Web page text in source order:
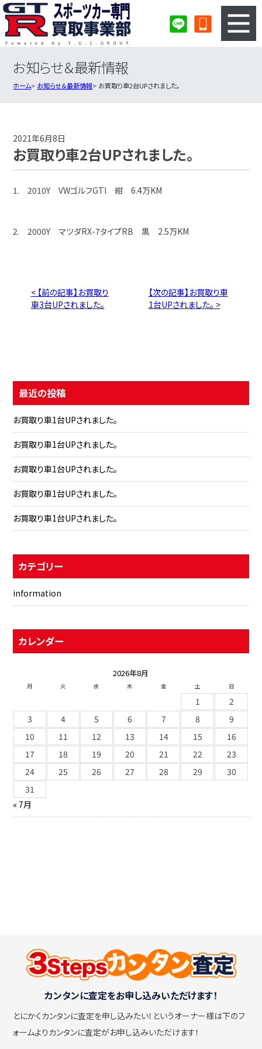
3ステップのカンタン査定
スポーツカー買取実績
お知らせ＆最新情報
ホーム お知らせ＆最新情報 お買取り車2台UPされました。
2021年6月8日
お買取り車2台UPされました。
1. 2010Y VWゴルフGTI 紺 6.4万KM
2. 2000Y マツダRX-7タイプRB 黒 2.5万KM
< 【前の記事】お買取り
車3台UPされました。
【次の記事】お買取り車
1台UPされました。 >
最近の投稿
お買取り車1台UPされました。
お買取り車1台UPされました。
お買取り車1台UPされました。
お買取り車1台UPされました。
お買取り車1台UPされました。
カテゴリー
information
カレンダー
2026年8月
月 火 水 木 金 土 日
1
2
3
4 5 6 7 8
9
10
11 12 13 14 15
16
17
18 19 20 21 22
23
24
25 26 27 28 29
30
31
« 7月
カンタンに査定をお申し込みいただけます！
とにかくカンタンに査定を申し込みたい！ というオーナー様は下のフ
ォームよりカンタンに査定がお申し込みいただけます！